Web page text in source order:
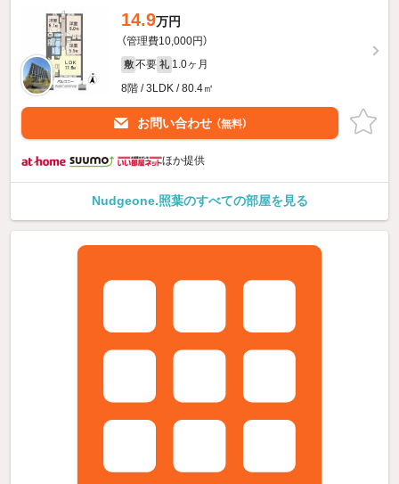
14.9万円
（管理費10,000円）
敷 不要 礼 1.0ヶ月
8階 / 3LDK / 80.4㎡
お問い合わせ （無料）
ほか提供
Nudgeone.照葉のすべての部屋を見る